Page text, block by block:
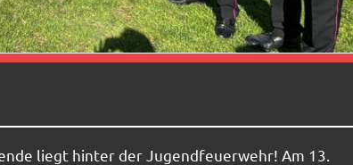
liegt hinter der Jugendfeuerwehr! Am 13.